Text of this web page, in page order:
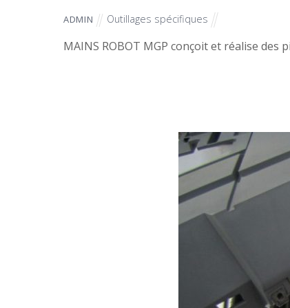
ADMIN Outillages spécifiques
MAINS ROBOT MGP conçoit et réalise